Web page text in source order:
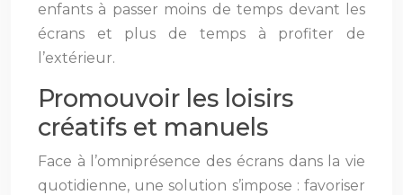
enfants à passer moins de temps devant les
écrans et plus de temps à profiter de
l’extérieur.
Promouvoir les loisirs
créatifs et manuels
Face à l’omniprésence des écrans dans la vie
quotidienne, une solution s’impose : favoriser